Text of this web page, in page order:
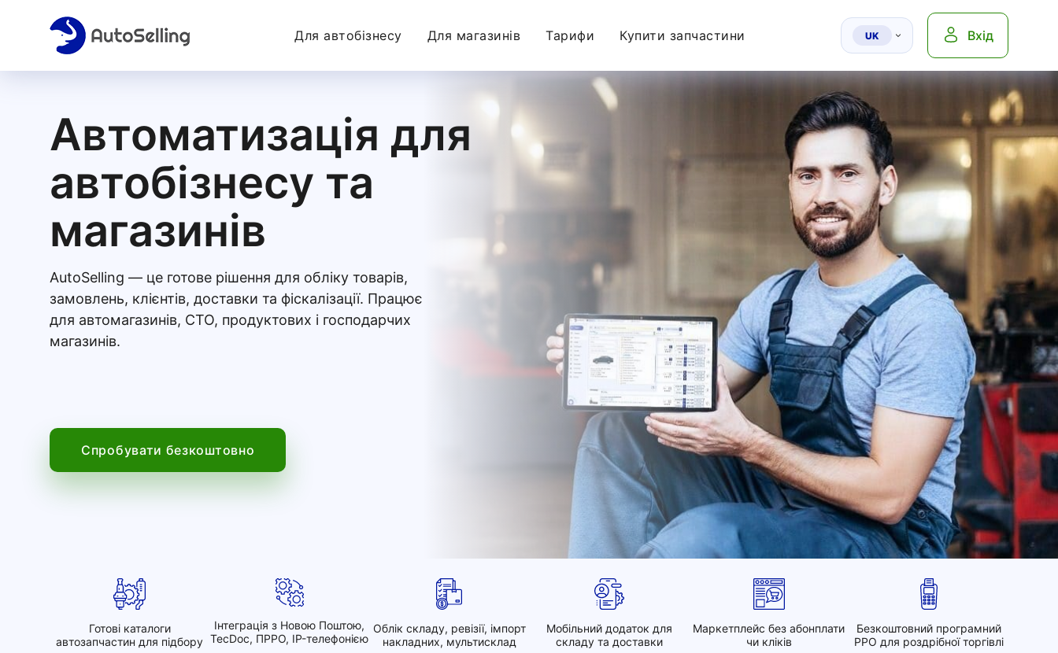
Для автобізнесу Для магазинів Тарифи Купити запчастини UK Вхід
Автоматизація для
автобізнесу та
магазинів
AutoSelling — це готове рішення для обліку товарів,
замовлень, клієнтів, доставки та фіскалізації. Працює
для автомагазинів, СТО, продуктових і господарчих
магазинів.
Спробувати безкоштовно
Готові каталоги
автозапчастин для підбору
Інтеграція з Новою Поштою,
TecDoc, ПРРО, IP-телефонією
Облік складу, ревізії, імпорт
накладних, мультисклад
Мобільний додаток для
складу та доставки
Маркетплейс без абонплати
чи кліків
Безкоштовний програмний
РРО для роздрібної торгівлі